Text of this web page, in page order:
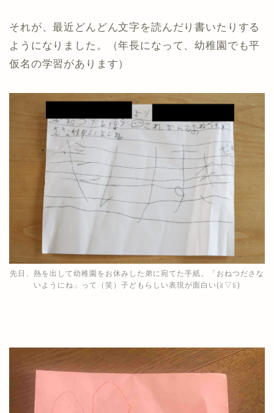
それが、最近どんどん文字を読んだり書いたりする
ようになりました。（年長になって、幼稚園でも平
仮名の学習があります）
先日、熱を出して幼稚園をお休みした弟に宛てた手紙。「おねつださな
いようにね」って（笑）子どもらしい表現が面白い(≧▽≦)